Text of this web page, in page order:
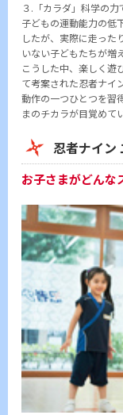
３.「カラダ」科学の力
子どもの運動能力の低
したが、実際に走った
いない子どもたちが増
こうした中、楽しく遊
て考案された忍者ナイン
動作の一つひとつを習
まのチカラが目覚めて
忍者ナイン
お子さまがどんな